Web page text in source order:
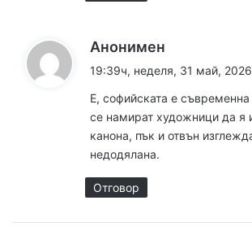
Анонимен
а
:
19:39ч, неделя, 31 май,
Е, софийската е
се намират художници да я
канона, пък и отвън
недодялана.
Отговор